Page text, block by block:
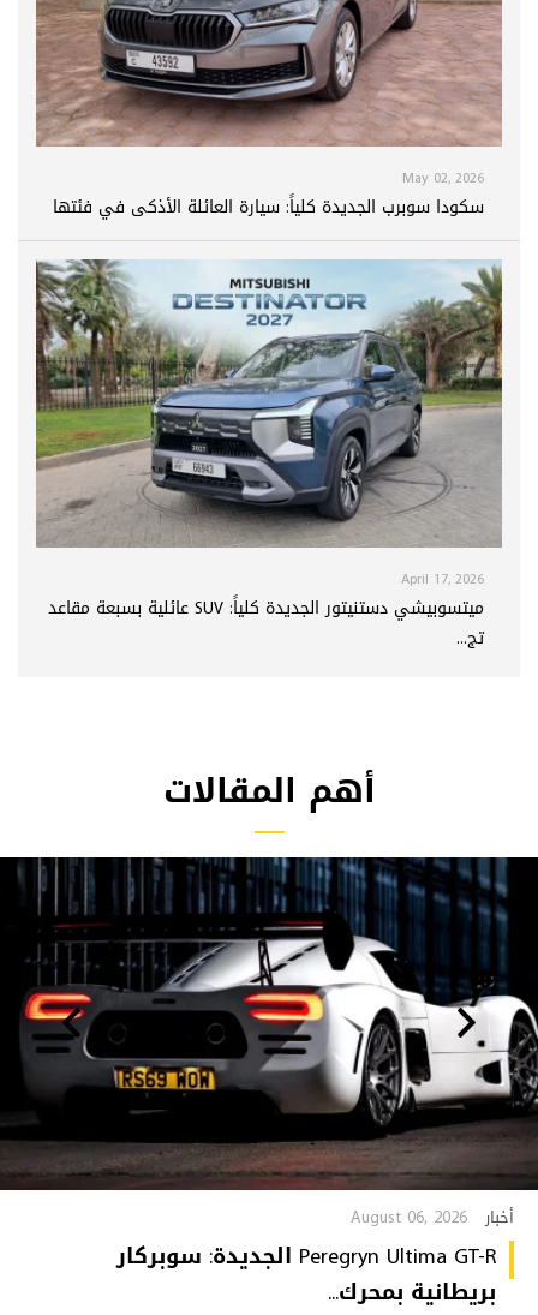
May 02, 2026
سكودا سوبرب الجديدة كلياً: سيارة العائلة الأذكى في فئتها
April 17, 2026
ميتسوبيشي دستنيتور الجديدة كلياً: SUV عائلية بسبعة مقاعد
تج...
أهم المقالات
أخبار August 06, 2026
Peregryn Ultima GT-R الجديدة: سوبركار
بريطانية بمحرك...